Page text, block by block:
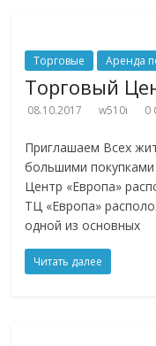
Торговые Аренда
Торговый
08.10.2017 w510i 0
Приглашаем Всех
большими
Центр «Европа»
ТЦ «Европа»
одной из основных
Читать далее